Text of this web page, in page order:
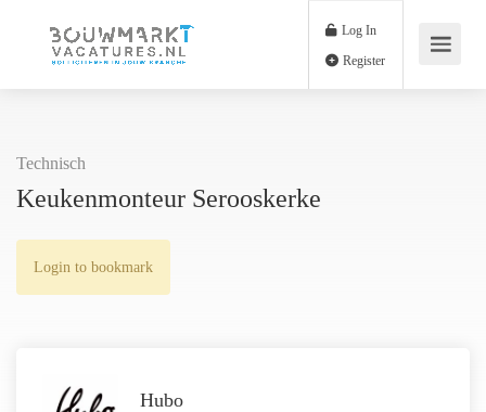
Log In
Technisch
Keukenmonteur Serooskerke
Login to bookmark
Hubo